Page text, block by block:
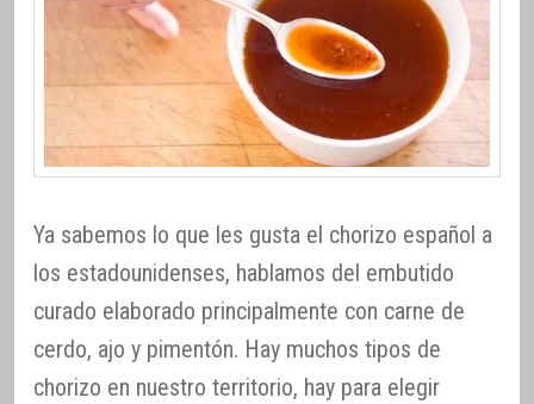
Ya sabemos lo que les gusta el chorizo español a
los estadounidenses, hablamos del embutido
curado elaborado principalmente con carne de
cerdo, ajo y pimentón. Hay muchos tipos de
chorizo en nuestro territorio, hay para elegir